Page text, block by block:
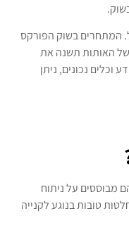
המתחרים בשוק הפורקס
של האותות תשנה את
וכלים נכונים, ניתן
מבוססים על ניתוח
טובות בנוגע לקנייה